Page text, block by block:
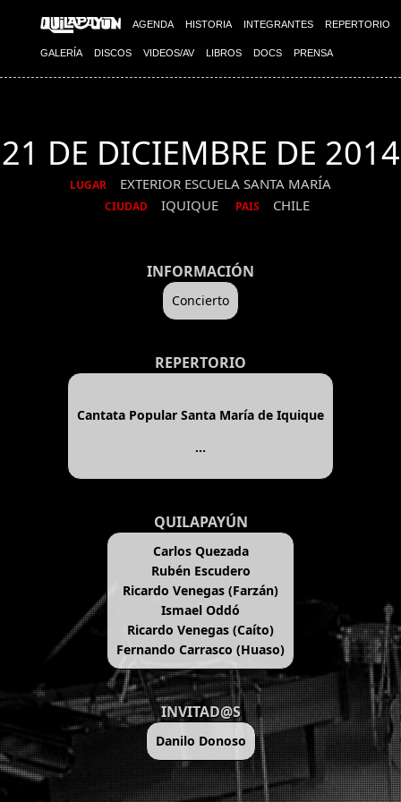
AGENDA HISTORIA INTEGRANTES REPERTORIO
GALERÍA DISCOS VIDEOS/AV LIBROS DOCS PRENSA
21 DE DICIEMBRE DE 2014
LUGAR EXTERIOR ESCUELA SANTA MARÍA
CIUDAD IQUIQUE PAIS CHILE
INFORMACIÓN
Concierto
REPERTORIO
Cantata Popular Santa María de Iquique
...
QUILAPAYÚN
Carlos Quezada
Rubén Escudero
Ricardo Venegas (Farzán)
Ismael Oddó
Ricardo Venegas (Caíto)
Fernando Carrasco (Huaso)
INVITAD@S
Danilo Donoso